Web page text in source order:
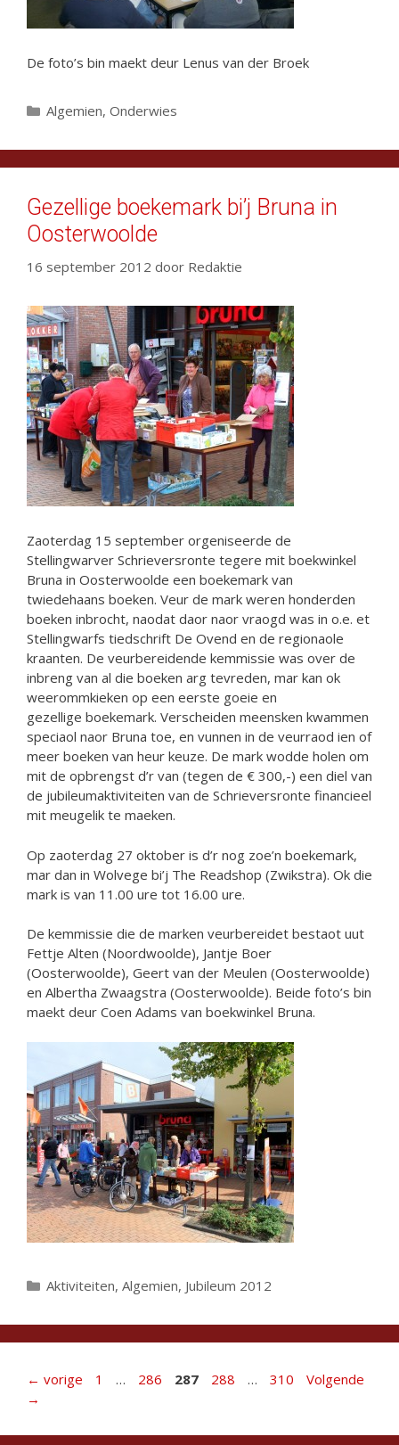
De foto’s bin maekt deur Lenus van der Broek
Categorieën
Algemien, Onderwies
Gezellige boekemark bi’j Bruna in
Oosterwoolde
16 september 2012 door Redaktie
Zaoterdag 15 september orgeniseerde de
Stellingwarver Schrieversronte tegere mit boekwinkel
Bruna in Oosterwoolde een boekemark van
twiedehaans boeken. Veur de mark weren honderden
boeken inbrocht, naodat daor naor vraogd was in o.e. et
Stellingwarfs tiedschrift De Ovend en de regionaole
kraanten. De veurbereidende kemmissie was over de
inbreng van al die boeken arg tevreden, mar kan ok
weerommkieken op een eerste goeie en
gezellige boekemark. Verscheiden meensken kwammen
speciaol naor Bruna toe, en vunnen in de veurraod ien of
meer boeken van heur keuze. De mark wodde holen om
mit de opbrengst d’r van (tegen de € 300,-) een diel van
de jubileumaktiviteiten van de Schrieversronte financieel
mit meugelik te maeken.
Op zaoterdag 27 oktober is d’r nog zoe’n boekemark,
mar dan in Wolvege bi’j The Readshop (Zwikstra). Ok die
mark is van 11.00 ure tot 16.00 ure.
De kemmissie die de marken veurbereidet bestaot uut
Fettje Alten (Noordwoolde), Jantje Boer
(Oosterwoolde), Geert van der Meulen (Oosterwoolde)
en Albertha Zwaagstra (Oosterwoolde). Beide foto’s bin
maekt deur Coen Adams van boekwinkel Bruna.
Categorieën
Aktiviteiten, Algemien, Jubileum 2012
← vorige Pagina
1 … Pagina
286 Pagina
287 Pagina
288 … Pagina
310
Volgende
→